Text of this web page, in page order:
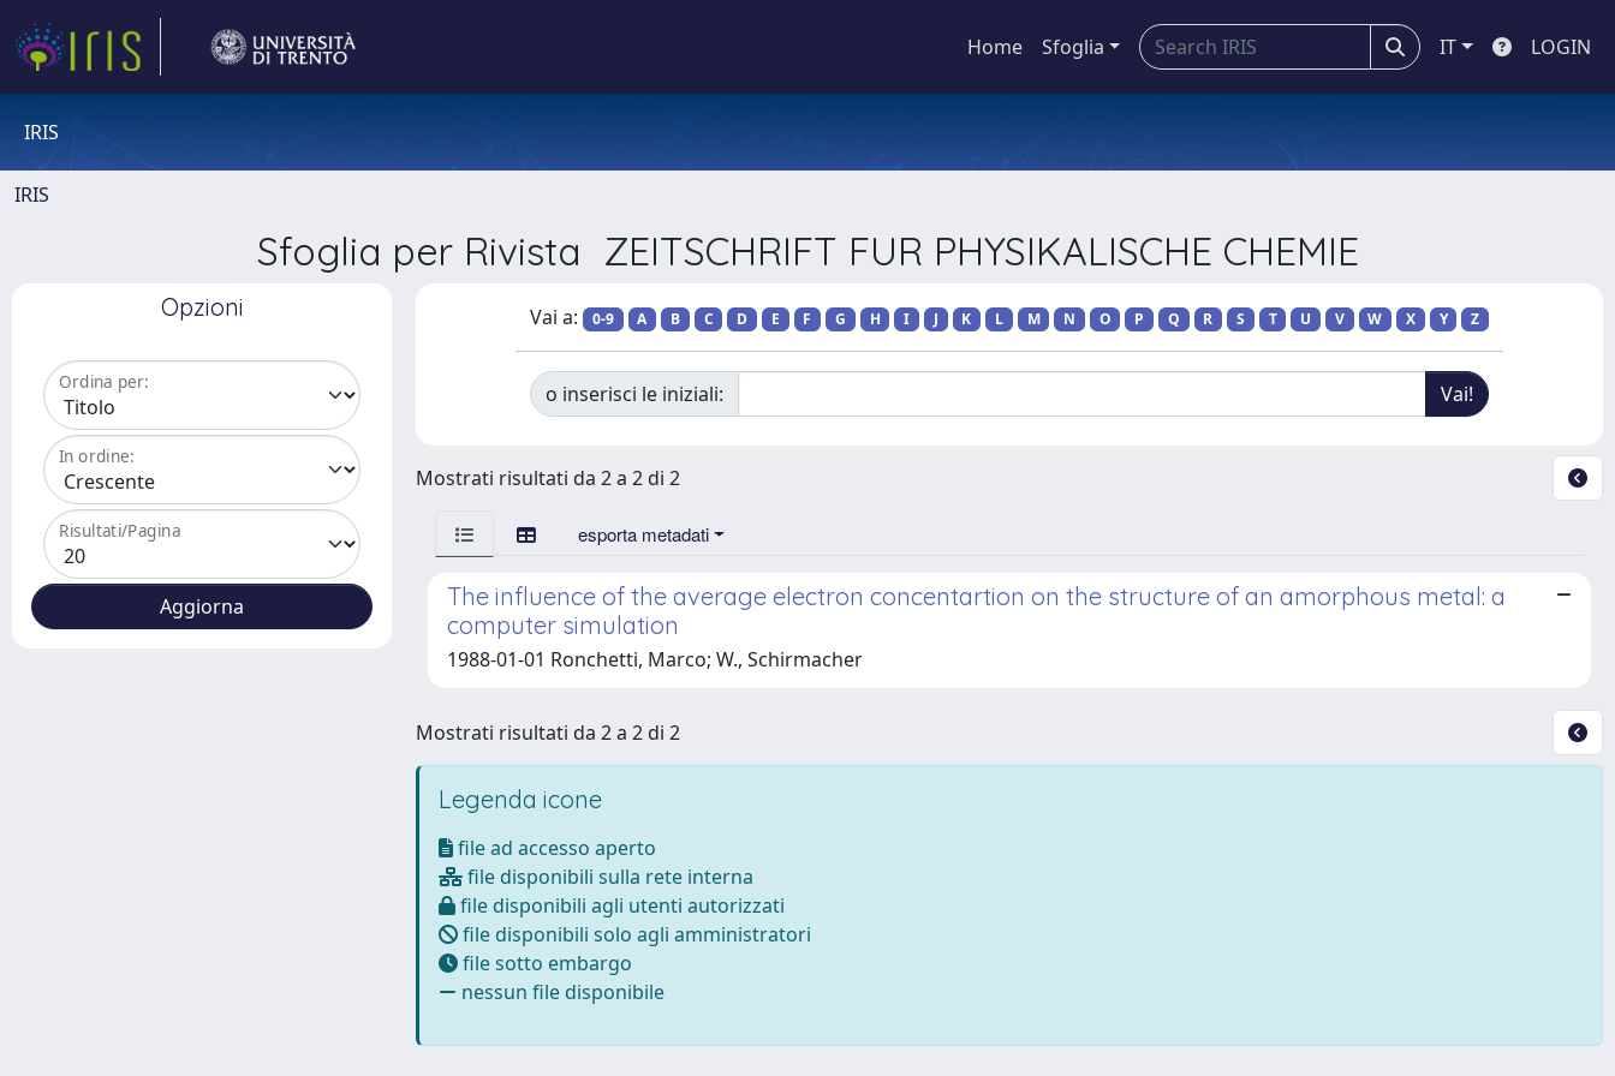
Home Sfoglia IT LOGIN
IRIS
IRIS
Sfoglia per Rivista ZEITSCHRIFT FUR PHYSIKALISCHE CHEMIE
Opzioni
Ordina per:
In ordine:
Risultati/Pagina
Vai a: 0-9 A B C D E F G H I J K L M N O P Q R S T U V W X Y Z
o inserisci le iniziali:
Mostrati risultati da 2 a 2 di 2
esporta metadati
The influence of the average electron concentartion on the structure of an amorphous metal: a
computer simulation
1988-01-01 Ronchetti, Marco; W., Schirmacher
Mostrati risultati da 2 a 2 di 2
Legenda icone
file ad accesso aperto
file disponibili sulla rete interna
file disponibili agli utenti autorizzati
file disponibili solo agli amministratori
file sotto embargo
nessun file disponibile